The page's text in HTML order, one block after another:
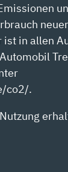
in allen
co2/.